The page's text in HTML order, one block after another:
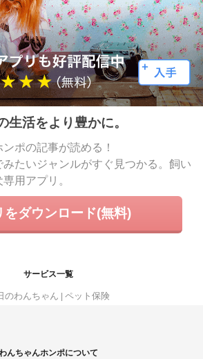
生活をより豊かに。
ポの記事が読める！
みたいジャンルがすぐ見つかる。飼い
用アプリ。
をダウンロード(無料)
サービス一覧
のわんちゃん ペット保険
んちゃんホンポについて